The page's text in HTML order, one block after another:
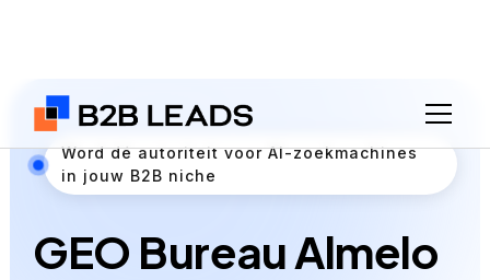
Word dé autoriteit voor AI-zoekmachines
in jouw B2B niche
GEO Bureau Almelo